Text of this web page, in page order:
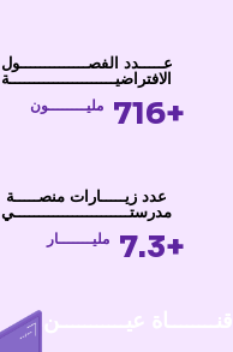
عـــــدد الفصــــــــــــــول
الافتراضيــــــــــــــــــــــة
+716 مليــــــــون
عدد زيـــــارات منصـــــة
مدرستــــــــــــــــــــــــي
+7.3 مليـــــــار
قنــــــــاة عيـــــــــــن